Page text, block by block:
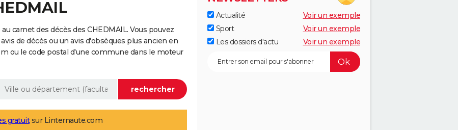
carnet des décès des CHEDMAIL. Vous pouvez
de décès ou un avis d'obsèques plus ancien en
ou le code postal d'une commune dans le moteur
gratuitsur Linternaute.com
Actualité
Voir un exemple
Sport
Voir un exemple
Les dossiers d'actu
Voir un exemple